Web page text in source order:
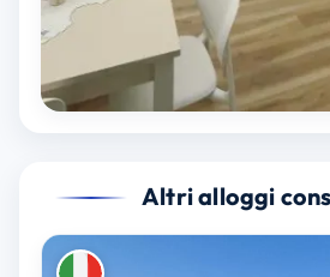
Altri alloggi